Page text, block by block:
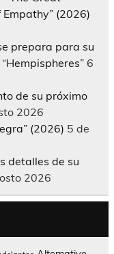
(2026)
prepara para su
6
de su próximo
2026
(2026) 5 de
detalles de su
2026